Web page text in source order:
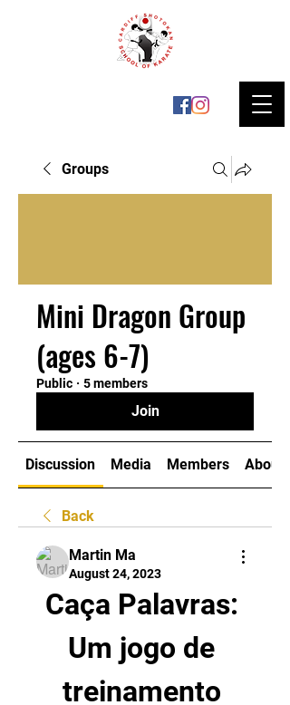
Groups
Mini Dragon Group
(ages 6-7)
Public · 5 members
Join
Discussion Media Members About
Back
Martin Ma
August 24, 2023
Caça Palavras:
Um jogo de
treinamento